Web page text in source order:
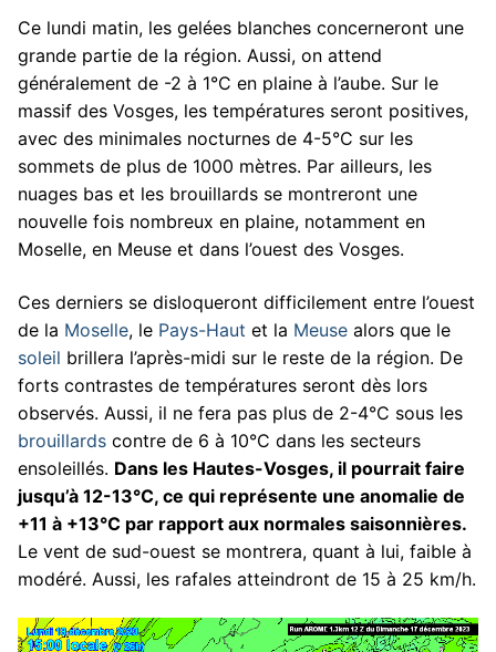
Ce lundi matin, les gelées blanches concerneront une
grande partie de la région. Aussi, on attend
généralement de -2 à 1°C en plaine à l’aube. Sur le
massif des Vosges, les températures seront positives,
avec des minimales nocturnes de 4-5°C sur les
sommets de plus de 1000 mètres. Par ailleurs, les
nuages bas et les brouillards se montreront une
nouvelle fois nombreux en plaine, notamment en
Moselle, en Meuse et dans l’ouest des Vosges.
Ces derniers se disloqueront difficilement entre l’ouest
de la Moselle, le Pays-Haut et la Meuse alors que le
soleil brillera l’après-midi sur le reste de la région. De
forts contrastes de températures seront dès lors
observés. Aussi, il ne fera pas plus de 2-4°C sous les
brouillards contre de 6 à 10°C dans les secteurs
ensoleillés. Dans les Hautes-Vosges, il pourrait faire
jusqu’à 12-13°C, ce qui représente une anomalie de
+11 à +13°C par rapport aux normales saisonnières.
Le vent de sud-ouest se montrera, quant à lui, faible à
modéré. Aussi, les rafales atteindront de 15 à 25 km/h.